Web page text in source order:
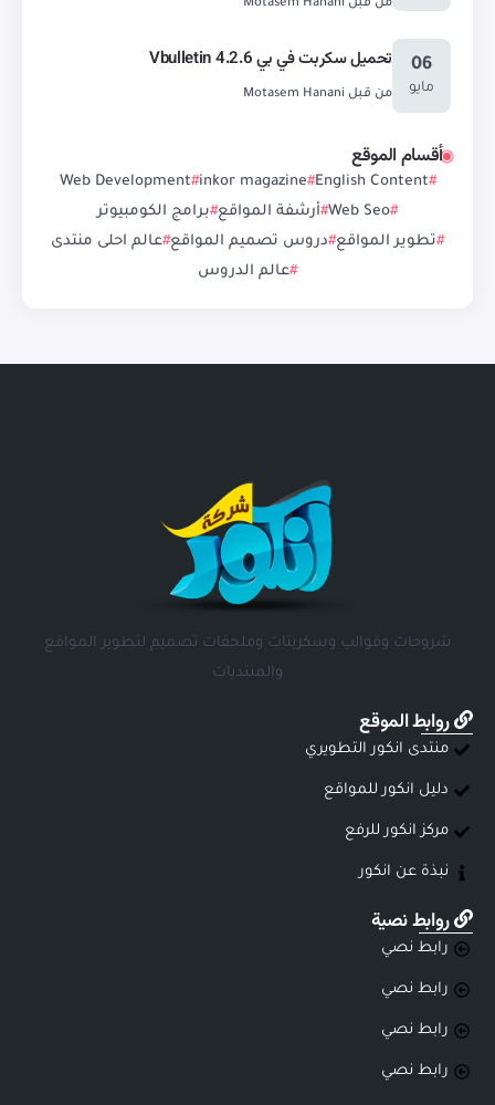
من قبل Motasem Hanani
06
مايو
تحميل سكربت في بي Vbulletin 4.2.6
من قبل Motasem Hanani
أقسام الموقع
English Content
inkor magazine
Web Development
Web Seo أرشفة المواقع برامج الكومبيوتر
تطوير المواقع دروس تصميم المواقع عالم احلى منتدى
عالم الدروس
شروحات وقوالب وسكربتات وملحقات تصميم لتطوير المواقع
والمنتديات
روابط الموقع
منتدى انكور التطويري
دليل انكور للمواقع
مركز انكور للرفع
نبذة عن انكور
روابط نصية
رابط نصي
رابط نصي
رابط نصي
رابط نصي